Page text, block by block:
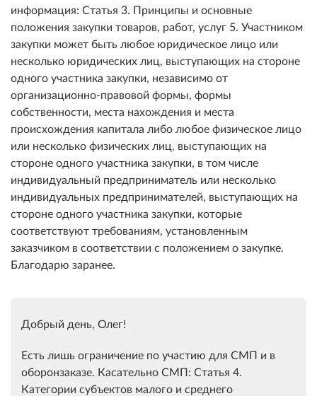
информация: Статья 3. Принципы и основные
положения закупки товаров, работ, услуг 5. Участником
закупки может быть любое юридическое лицо или
несколько юридических лиц, выступающих на стороне
одного участника закупки, независимо от
организационно-правовой формы, формы
собственности, места нахождения и места
происхождения капитала либо любое физическое лицо
или несколько физических лиц, выступающих на
стороне одного участника закупки, в том числе
индивидуальный предприниматель или несколько
индивидуальных предпринимателей, выступающих на
стороне одного участника закупки, которые
соответствуют требованиям, установленным
заказчиком в соответствии с положением о закупке.
Благодарю заранее.
Добрый день, Олег!
Есть лишь ограничение по участию для СМП и в
оборонзаказе. Касательно СМП: Статья 4.
Категории субъектов малого и среднего